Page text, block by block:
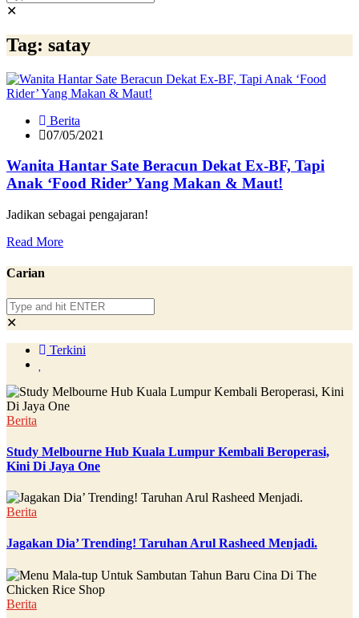
✕
Tag: satay
Berita
07/05/2021
Wanita Hantar Sate Beracun Dekat Ex-BF, Tapi
Anak ‘Food Rider’ Yang Makan & Maut!
Jadikan sebagai pengajaran!
Read More
Carian
✕
Terkini
Berita
Study Melbourne Hub Kuala Lumpur Kembali Beroperasi,
Kini Di Jaya One
Berita
Jagakan Dia’ Trending! Taruhan Arul Rasheed Menjadi.
Berita